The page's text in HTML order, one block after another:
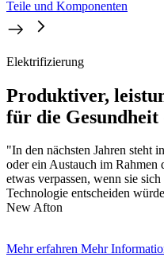
Teile und Komponenten
Elektrifizierung
Produktiver,
für die
"In den nächsten Jahren steht
oder ein Austauch im Rahmen
etwas verpassen, wenn sie
Technologie entscheiden
New Afton
Mehr erfahren Mehr